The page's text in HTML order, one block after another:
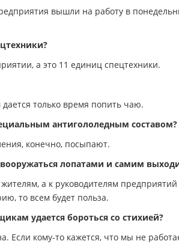
вышли на работу в
а это 11 единиц спецтехники.
только время попить чаю.
антигололедным составом?
конечно, посыпают.
лопатами и самим
а к руководителям
то всем будет польза.
удается бороться со стихией?
Если кому-то кажется, что мы не